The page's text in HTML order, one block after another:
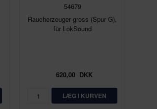
54679
Raucherzeuger gross (Spur G),
für LokSound
620,00 DKK